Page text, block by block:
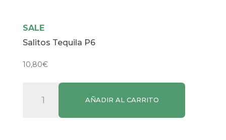
SALE
Salitos Tequila P6
10,80€
Tequila
AÑADIR AL CARRITO